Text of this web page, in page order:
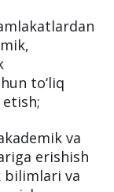
to‘liq
va
erishish
bilimlari va